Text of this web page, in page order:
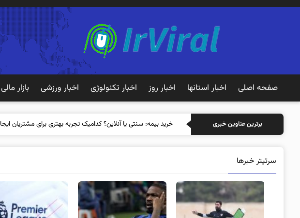
صفحه اصلی اخبار استانها اخبار روز اخبار تکنولوژی اخبار ورزشی بازار مالی
برترین عناوین خبری خرید بیمه: سنت
سرتیتر خبرها